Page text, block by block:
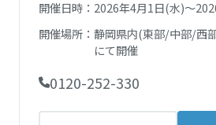
これから住まいをご
ホームラウンジ 土地活用・賃貸経営
実例動画や基礎知識、収納の工夫など、
ームの具体策とアイデアを豊富にご用意し
ホームラウンジ リフォーム
すべてのフィールドに新しい価値をデザ
ミサワホームオーナーさま・リフォーム
ツや、ミサワホームからの大切なお知ら
ミサワオーナーズクラブ
採用情報開催日時： 2026年4月1日(水)～
開催場所： 静岡県内(東部/中部/西
にて開催
0120-252-330
岐阜県
静岡県